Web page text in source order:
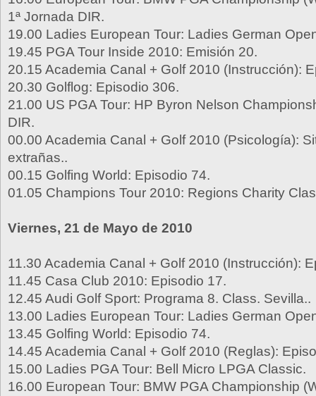
1ª Jornada DIR.
19.00 Ladies European Tour: Ladies German
19.45 PGA Tour Inside 2010: Emisión 20.
20.15 Academia Canal + Golf 2010 (Instrucción):
20.30 Golflog: Episodio 306.
21.00 US PGA Tour: HP Byron Nelson
DIR.
00.00 Academia Canal + Golf 2010 (Psicología):
extrañas..
00.15 Golfing World: Episodio 74.
01.05 Champions Tour 2010: Regions Charity
Viernes, 21 de Mayo de 2010
11.30 Academia Canal + Golf 2010 (Instrucción):
11.45 Casa Club 2010: Episodio 17.
12.45 Audi Golf Sport: Programa 8. Class. Sevilla..
13.00 Ladies European Tour: Ladies German
13.45 Golfing World: Episodio 74.
14.45 Academia Canal + Golf 2010 (Reglas):
15.00 Ladies PGA Tour: Bell Micro LPGA Classic.
16.00 European Tour: BMW PGA Championship